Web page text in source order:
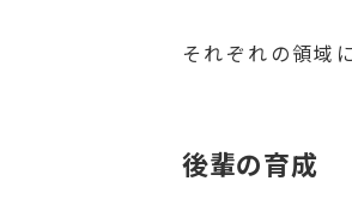
それぞれの領域
後輩の育成